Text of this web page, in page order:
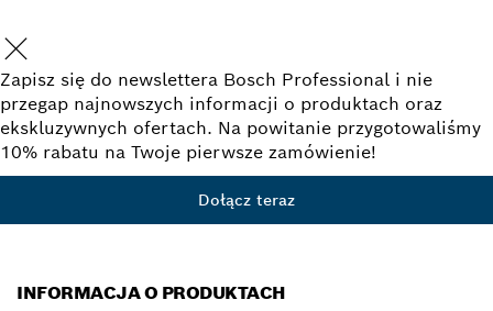
Zapisz się do newslettera Bosch Professional i nie
przegap najnowszych informacji o produktach oraz
ekskluzywnych ofertach. Na powitanie przygotowaliśmy
10% rabatu na Twoje pierwsze zamówienie!
Dołącz teraz
INFORMACJA O PRODUKTACH